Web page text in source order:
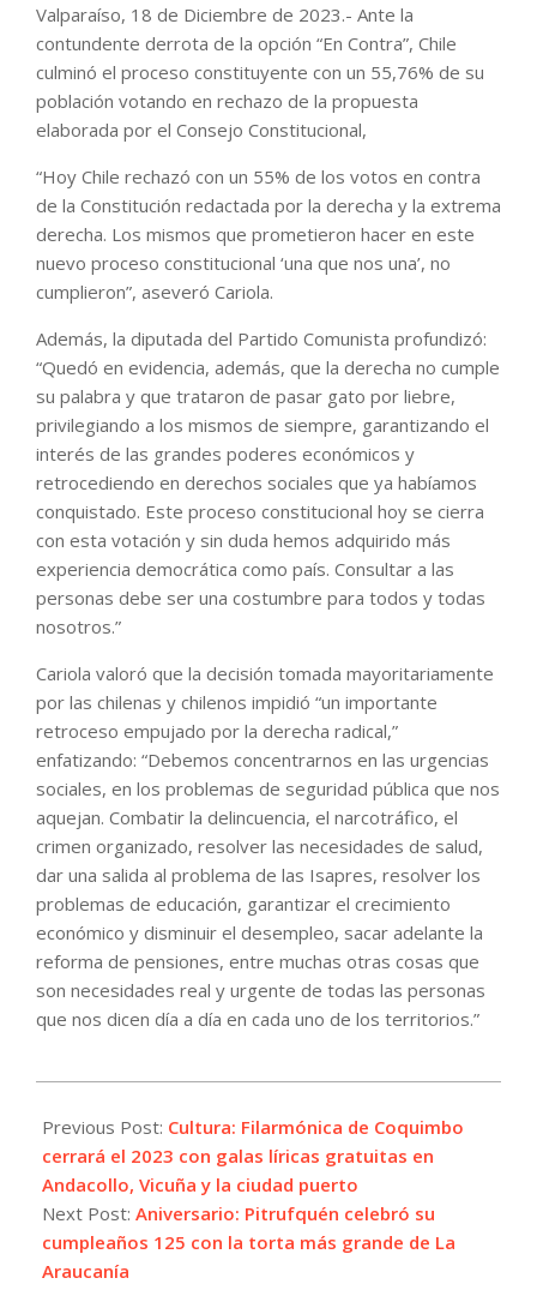
Valparaíso, 18 de Diciembre de 2023.- Ante la
contundente derrota de la opción “En Contra”, Chile
culminó el proceso constituyente con un 55,76% de su
población votando en rechazo de la propuesta
elaborada por el Consejo Constitucional,
“Hoy Chile rechazó con un 55% de los votos en contra
de la Constitución redactada por la derecha y la extrema
derecha. Los mismos que prometieron hacer en este
nuevo proceso constitucional ‘una que nos una’, no
cumplieron”, aseveró Cariola.
Además, la diputada del Partido Comunista profundizó:
“Quedó en evidencia, además, que la derecha no cumple
su palabra y que trataron de pasar gato por liebre,
privilegiando a los mismos de siempre, garantizando el
interés de las grandes poderes económicos y
retrocediendo en derechos sociales que ya habíamos
conquistado. Este proceso constitucional hoy se cierra
con esta votación y sin duda hemos adquirido más
experiencia democrática como país. Consultar a las
personas debe ser una costumbre para todos y todas
nosotros.”
Cariola valoró que la decisión tomada mayoritariamente
por las chilenas y chilenos impidió “un importante
retroceso empujado por la derecha radical,”
enfatizando: “Debemos concentrarnos en las urgencias
sociales, en los problemas de seguridad pública que nos
aquejan. Combatir la delincuencia, el narcotráfico, el
crimen organizado, resolver las necesidades de salud,
dar una salida al problema de las Isapres, resolver los
problemas de educación, garantizar el crecimiento
económico y disminuir el desempleo, sacar adelante la
reforma de pensiones, entre muchas otras cosas que
son necesidades real y urgente de todas las personas
que nos dicen día a día en cada uno de los territorios.”
12-
18
Previous Post: Cultura: Filarmónica de Coquimbo
cerrará el 2023 con galas líricas gratuitas en
Andacollo, Vicuña y la ciudad puerto
Next Post: Aniversario: Pitrufquén celebró su
cumpleaños 125 con la torta más grande de La
Araucanía